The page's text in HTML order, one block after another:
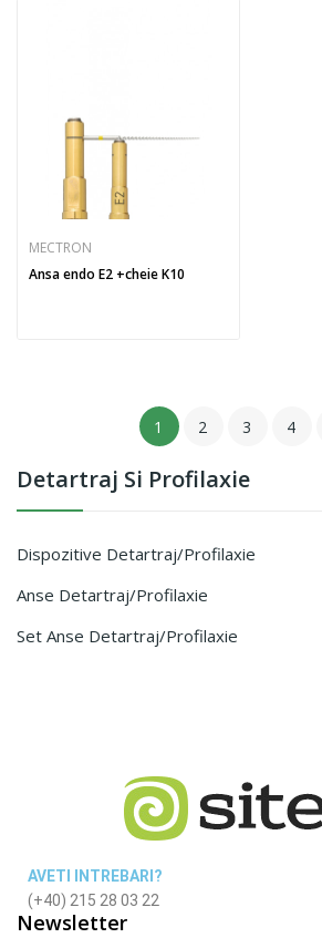
Detartraj Si Profilaxie
Dispozitive Detartraj/profilaxie
Anse Detartraj/profilaxie
Set Anse Detartraj/profilaxie
MECTRON
Ansa endo E2 +cheie K10
1 2 3 4
AVETI INTREBARI?
(+40) 215 28 03 22
Newsletter